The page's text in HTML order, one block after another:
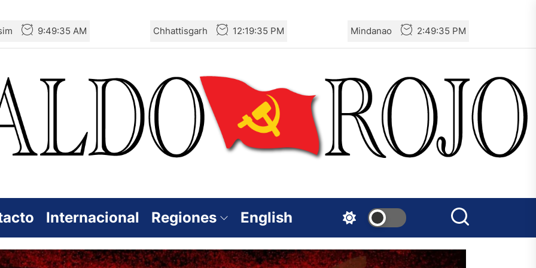
9:49:36 AM Chhattisgarh 12:19:36 PM Mindanao 2:49:36 PM
Internacional Regiones English